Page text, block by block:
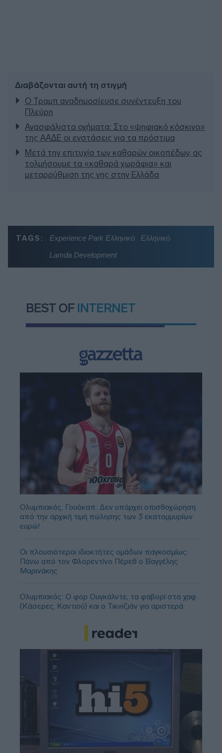
Διαβάζονται αυτή τη στιγμή
Ο Τραμπ αναδημοσίευσε συνέντευξη του
Πλεύρη
Ανασφάλιστα οχήματα: Στο «ψηφιακό κόσκινο»
της ΑΑΔΕ οι ενστάσεις για τα πρόστιμα
Μετά την επιτυχία των καθαρών οικοπέδων, ας
τολμήσουμε τα «καθαρά χωράφια» και
μεταρρύθμιση της γης στην Ελλάδα
TAGS: Experience Park Ελληνικό
Ελληνικό
Lamda Development
BEST OF INTERNET
Ολυμπιακός, Γουόκαπ: Δεν υπάρχει οπισθοχώρηση
από την αρχική τιμή πώλησης των 3 εκατομμυρίων
ευρώ!
Οι πλουσιότεροι ιδιοκτήτες ομάδων παγκοσμίως:
Πάνω από τον Φλορεντίνο Πέρεθ ο Βαγγέλης
Μαρινάκης
Ολυμπιακός: Ο φορ Ουγκάλντε, τα φαβορί στα χαφ
(Κάσερες, Καντιού) και ο Τικνιζιάν για αριστερά